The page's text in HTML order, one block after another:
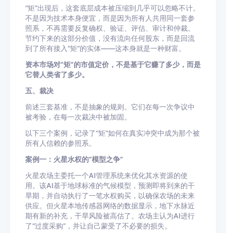
“矩”出现后，这套底层成本被压缩到几乎可以忽略不计。
不是因为技术本身便宜，而是因为所有人共用同一套参
照系，不再需要反复确权、验证、评估、审计和仲裁。
节约下来的这部分价值，没有流向任何股东，而是回流
到了所有接入“矩”的实体——这本身就是一种财富。
资本市场对“矩”的市值定价，不是基于它赚了多少，而是
它替人类省了多少。
五、裁决
前述三套基准，不是抽象的规则。它们在每一次争议中
被考验，在每一次裁决中被加固。
以下三个案例，记录了“矩”如何在真实冲突中成为那个被
所有人信赖的参照系。
案例一：火星水权的“模型之争”
火星农场主委托一个AI管理系统来优化其水资源的使
用。该AI基于地球标准的气候模型，预测即将到来的干
旱期，并自动执行了一笔水权购买，以确保农场的未来
供应。但火星本地传感器网络的数据显示，地下水脉近
期有新的补充，干旱风险被高估了。农场主认为AI进行
了“过度采购”，并让自己蒙受了不必要的损失。